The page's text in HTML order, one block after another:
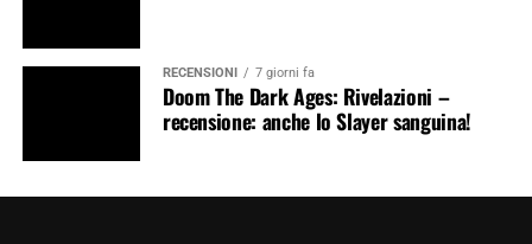
RECENSIONI 7 giorni fa
Doom The Dark Ages: Rivelazioni –
recensione: anche lo Slayer sanguina!